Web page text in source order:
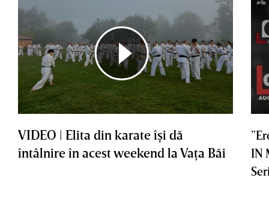
VIDEO | Elita din karate îşi dă
întâlnire în acest weekend la Vaţa Băi
IN